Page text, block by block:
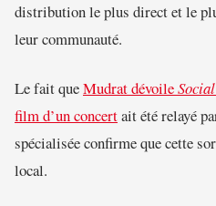
distribution le plus direct et le
leur communauté.
Le fait queMudrat dévoile
film d’un concertait été relayé
spécialisée confirme que cette
local.